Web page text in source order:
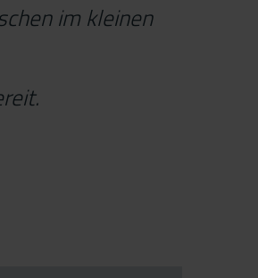
im kleinen